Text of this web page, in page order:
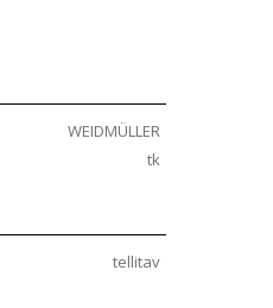
WEIDMÜLLER
tk
tellitav